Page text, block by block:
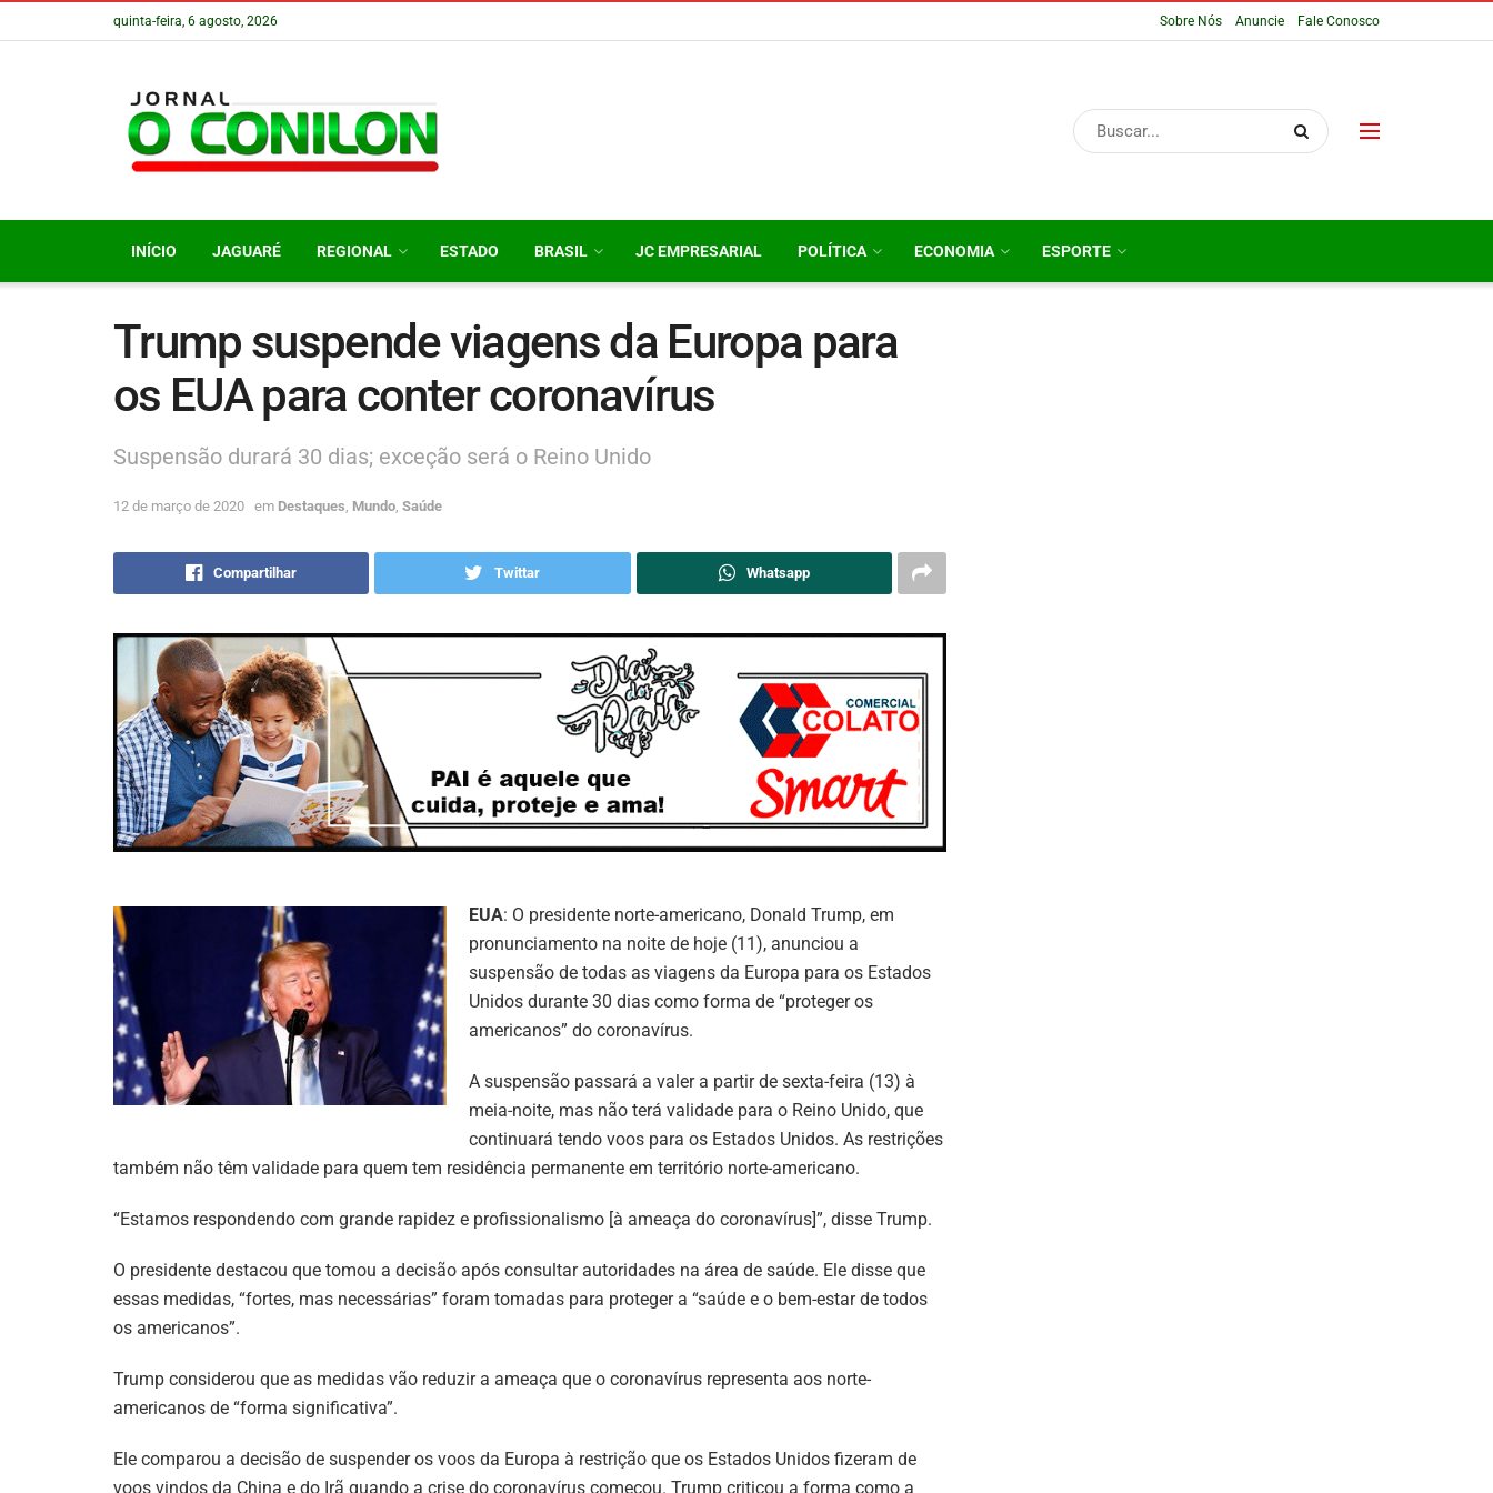
quinta-feira, 6 agosto, 2026 Sobre Nós Anuncie Fale Conosco
INÍCIO JAGUARÉ REGIONAL ESTADO BRASIL JC EMPRESARIAL POLÍTICA ECONOMIA ESPORTE
Trump suspende viagens da Europa para
os EUA para conter coronavírus
Suspensão durará 30 dias; exceção será o Reino Unido
12 de março de 2020 em Destaques Mundo Saúde
Compartilhar Twittar Whatsapp
EUA: O presidente norte-americano, Donald Trump, em
pronunciamento na noite de hoje (11), anunciou a
suspensão de todas as viagens da Europa para os Estados
Unidos durante 30 dias como forma de “proteger os
americanos” do coronavírus.
A suspensão passará a valer a partir de sexta-feira (13) à
meia-noite, mas não terá validade para o Reino Unido, que
continuará tendo voos para os Estados Unidos. As restrições
também não têm validade para quem tem residência permanente em território norte-americano.
“Estamos respondendo com grande rapidez e profissionalismo [à ameaça do coronavírus]”, disse Trump.
O presidente destacou que tomou a decisão após consultar autoridades na área de saúde. Ele disse que
essas medidas, “fortes, mas necessárias” foram tomadas para proteger a “saúde e o bem-estar de todos
os americanos”.
Trump considerou que as medidas vão reduzir a ameaça que o coronavírus representa aos norte-
americanos de “forma significativa”.
Ele comparou a decisão de suspender os voos da Europa à restrição que os Estados Unidos fizeram de
voos vindos da China e do Irã quando a crise do coronavírus começou. Trump criticou a forma como a